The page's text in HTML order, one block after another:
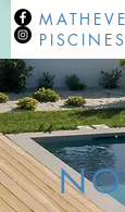
PISCINES